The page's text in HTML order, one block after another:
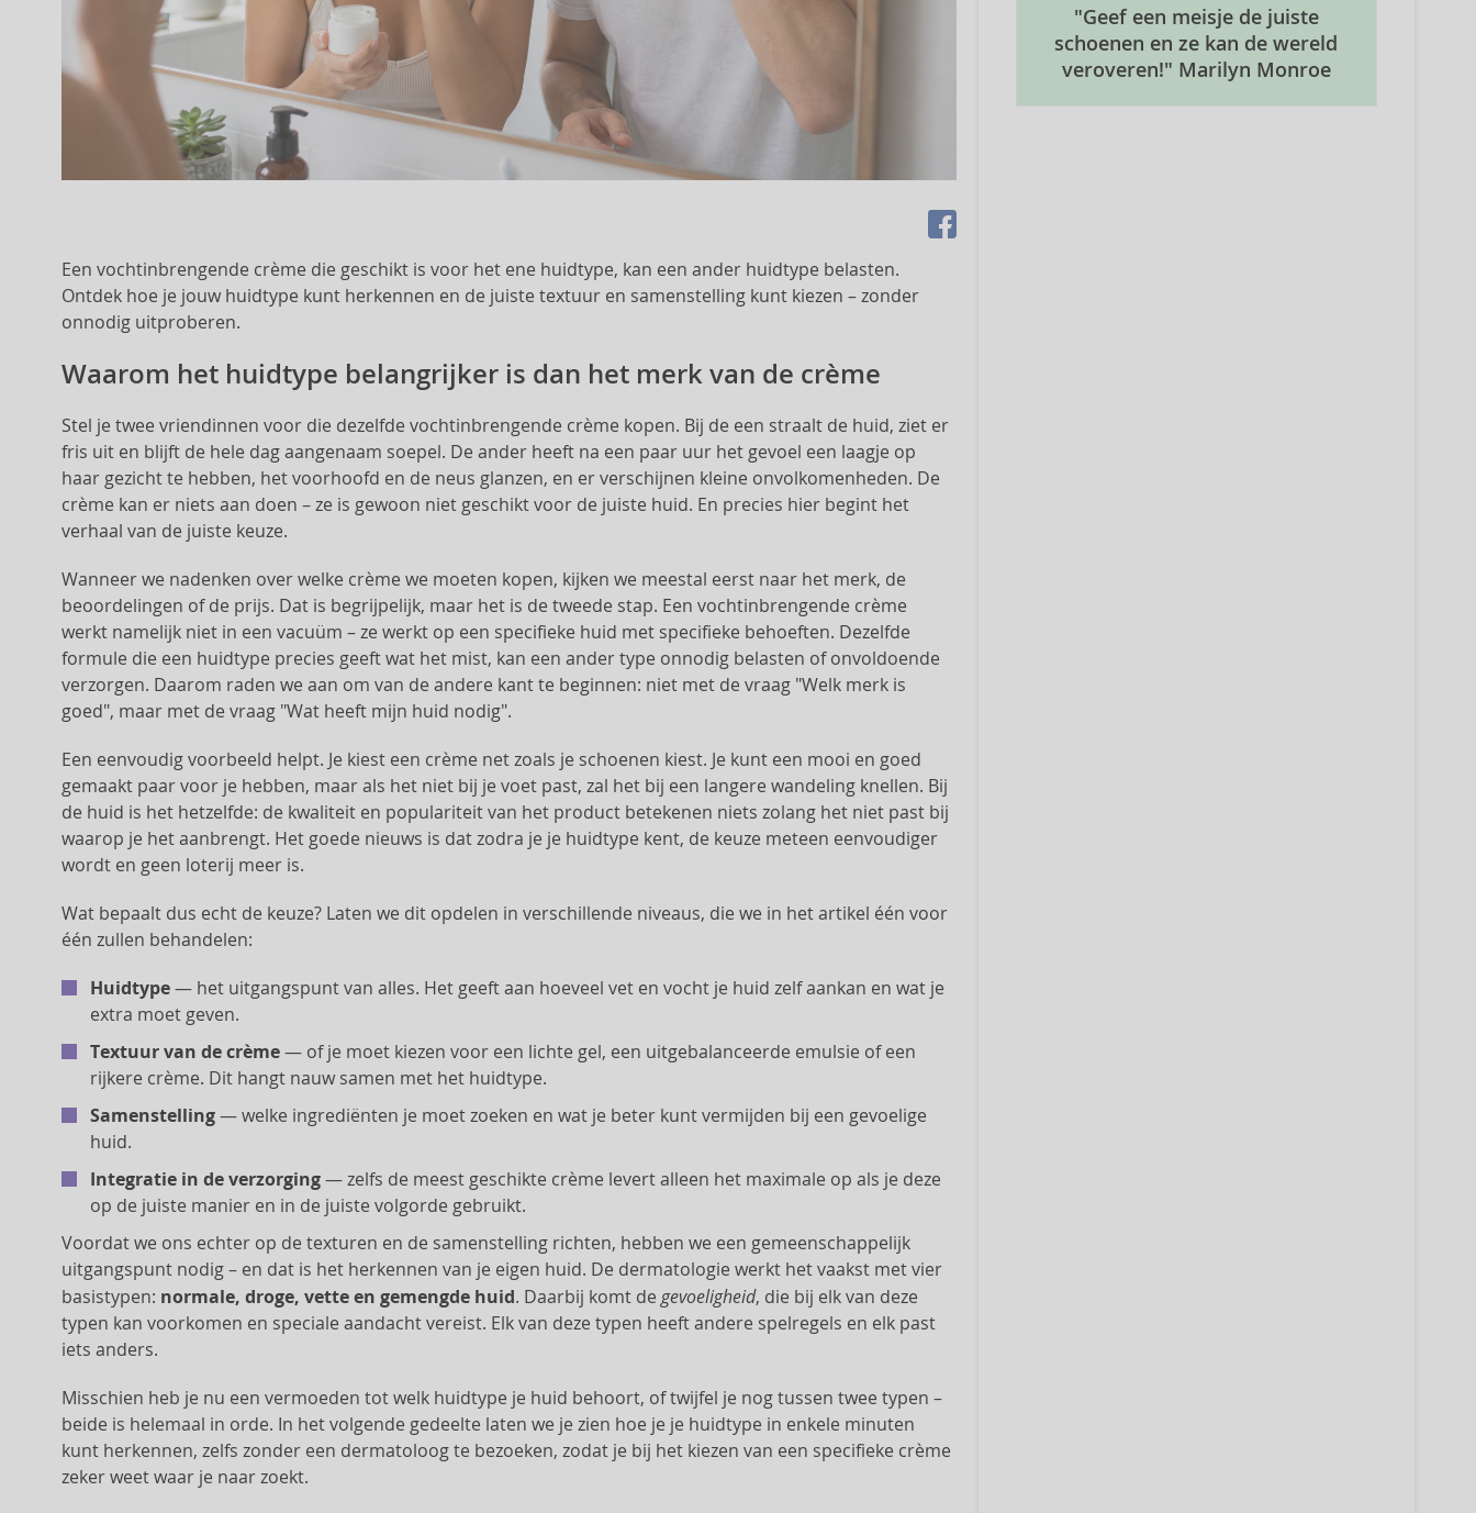
Een vochtinbrengende crème die geschikt is voor het ene huidtype, kan een ander huidtype belasten.
Ontdek hoe je jouw huidtype kunt herkennen en de juiste textuur en samenstelling kunt kiezen – zonder
onnodig uitproberen.
Waarom het huidtype belangrijker is dan het merk van de crème
Stel je twee vriendinnen voor die dezelfde vochtinbrengende crème kopen. Bij de een straalt de huid, ziet er
fris uit en blijft de hele dag aangenaam soepel. De ander heeft na een paar uur het gevoel een laagje op
haar gezicht te hebben, het voorhoofd en de neus glanzen, en er verschijnen kleine onvolkomenheden. De
crème kan er niets aan doen – ze is gewoon niet geschikt voor de juiste huid. En precies hier begint het
verhaal van de juiste keuze.
Wanneer we nadenken over welke crème we moeten kopen, kijken we meestal eerst naar het merk, de
beoordelingen of de prijs. Dat is begrijpelijk, maar het is de tweede stap. Een vochtinbrengende crème
werkt namelijk niet in een vacuüm – ze werkt op een specifieke huid met specifieke behoeften. Dezelfde
formule die een huidtype precies geeft wat het mist, kan een ander type onnodig belasten of onvoldoende
verzorgen. Daarom raden we aan om van de andere kant te beginnen: niet met de vraag "Welk merk is
goed", maar met de vraag "Wat heeft mijn huid nodig".
Een eenvoudig voorbeeld helpt. Je kiest een crème net zoals je schoenen kiest. Je kunt een mooi en goed
gemaakt paar voor je hebben, maar als het niet bij je voet past, zal het bij een langere wandeling knellen. Bij
de huid is het hetzelfde: de kwaliteit en populariteit van het product betekenen niets zolang het niet past bij
waarop je het aanbrengt. Het goede nieuws is dat zodra je je huidtype kent, de keuze meteen eenvoudiger
wordt en geen loterij meer is.
Wat bepaalt dus echt de keuze? Laten we dit opdelen in verschillende niveaus, die we in het artikel één voor
één zullen behandelen:
Huidtype— het uitgangspunt van alles. Het geeft aan hoeveel vet en vocht je huid zelf aankan en wat je
extra moet geven.
Textuur van de crème— of je moet kiezen voor een lichte gel, een uitgebalanceerde emulsie of een
rijkere crème. Dit hangt nauw samen met het huidtype.
Samenstelling— welke ingrediënten je moet zoeken en wat je beter kunt vermijden bij een gevoelige
huid.
Integratie in de verzorging— zelfs de meest geschikte crème levert alleen het maximale op als je deze
op de juiste manier en in de juiste volgorde gebruikt.
Voordat we ons echter op de texturen en de samenstelling richten, hebben we een gemeenschappelijk
uitgangspunt nodig – en dat is het herkennen van je eigen huid. De dermatologie werkt het vaakst met vier
basistypen: normale, droge, vette en gemengde huid. Daarbij komt de gevoeligheid, die bij elk van deze
typen kan voorkomen en speciale aandacht vereist. Elk van deze typen heeft andere spelregels en elk past
iets anders.
Misschien heb je nu een vermoeden tot welk huidtype je huid behoort, of twijfel je nog tussen twee typen –
beide is helemaal in orde. In het volgende gedeelte laten we je zien hoe je je huidtype in enkele minuten
kunt herkennen, zelfs zonder een dermatoloog te bezoeken, zodat je bij het kiezen van een specifieke crème
zeker weet waar je naar zoekt.
"Geef een meisje de juiste
schoenen en ze kan de wereld
veroveren!" Marilyn Monroe